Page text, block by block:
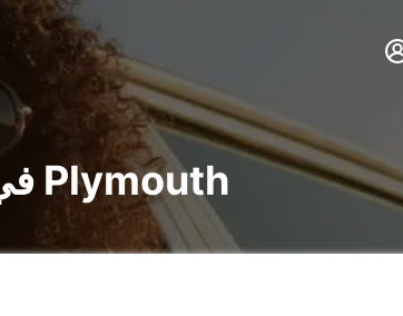
تأجير voiture و utilitaire في Plymouth